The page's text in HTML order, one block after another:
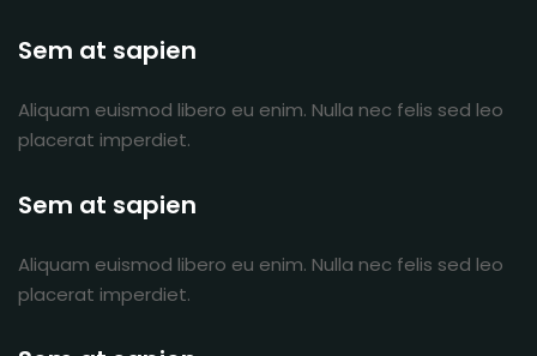
Sem at sapien
Aliquam euismod libero eu enim. Nulla nec felis sed leo
placerat imperdiet.
Sem at sapien
Aliquam euismod libero eu enim. Nulla nec felis sed leo
placerat imperdiet.